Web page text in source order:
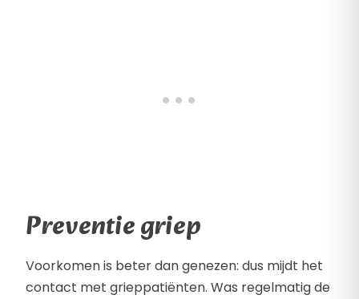
Preventie griep
Voorkomen is beter dan genezen: dus mijdt het
contact met grieppatiënten. Was regelmatig de